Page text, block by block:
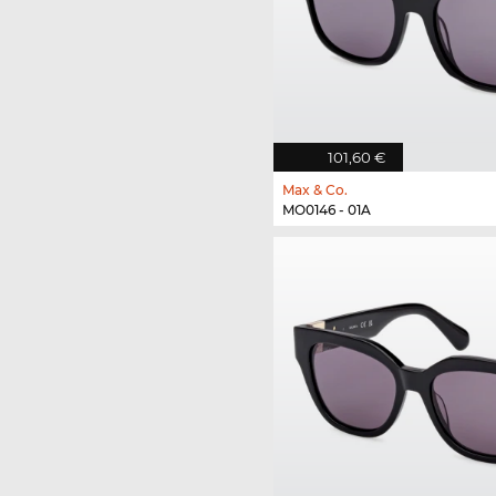
101,60 €
Max & Co.
MO0146 - 01A